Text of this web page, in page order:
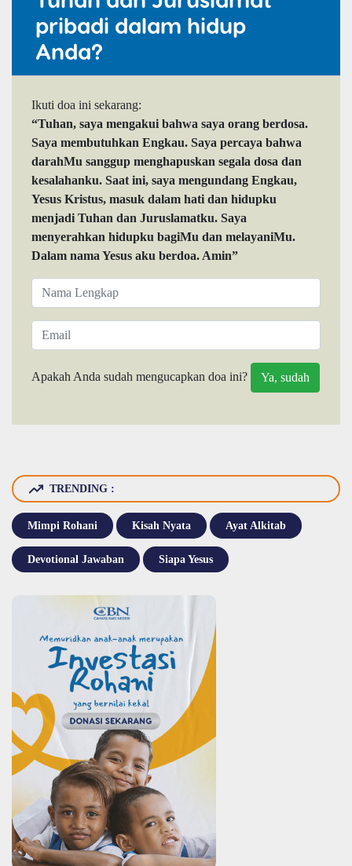
pribadi dalam hidup
Anda?
Ikuti doa ini sekarang:
“Tuhan, saya mengakui bahwa saya orang berdosa.
Saya membutuhkan Engkau. Saya percaya bahwa
darahMu sanggup menghapuskan segala dosa dan
kesalahanku. Saat ini, saya mengundang Engkau,
Yesus Kristus, masuk dalam hati dan hidupku
menjadi Tuhan dan Juruslamatku. Saya
menyerahkan hidupku bagiMu dan melayaniMu.
Dalam nama Yesus aku berdoa. Amin”
Apakah Anda sudah mengucapkan doa ini?
TRENDING :
Mimpi Rohani Kisah Nyata Ayat Alkitab
Devotional Jawaban Siapa Yesus